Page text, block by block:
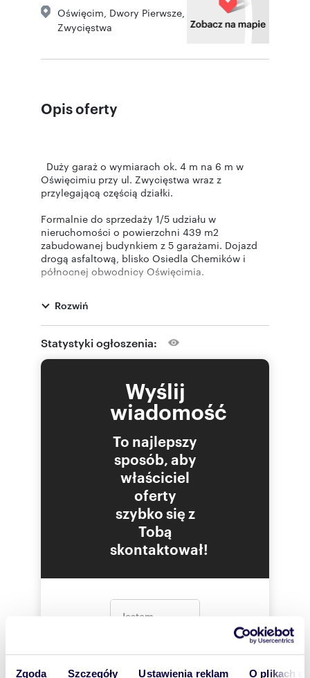
Zgoda Szczegóły Ustawienia reklam O plikach
Oświęcim Dwory Pierwsze
Zwycięstwa
Opis oferty
Duży garaż o wymiarach ok. 4 m na 6 m w
Oświęcimiu przy ul. Zwycięstwa wraz z
przylegającą częścią działki.
Formalnie do sprzedaży 1/5 udziału w
nieruchomości o powierzchni 439 m2
zabudowanej budynkiem z 5 garażami. Dojazd
drogą asfaltową, blisko Osiedla Chemików i
północnej obwodnicy Oświęcimia.
posiada kanał. W garażu prąd.
Oferta wysłana z systemu BCK Galactica
Numer oferty: KBN-BS-1853
Rozwiń
Statystyki ogłoszenia:
Wyślij
wiadomość
To najlepszy
sposób, aby
właściciel
oferty
szybko się z
Tobą
skontaktował!